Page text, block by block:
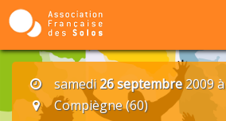
samedi26 septembre2009 à
Compiègne (60)